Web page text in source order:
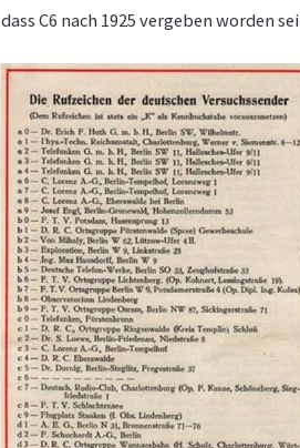
dass C6 nach 1925 vergeben worden